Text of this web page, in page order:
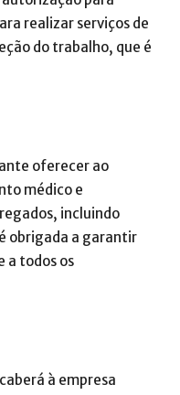
realizar serviços de
do trabalho, que é
oferecer ao
médico e
incluindo
obrigada a garantir
a todos os
à empresa